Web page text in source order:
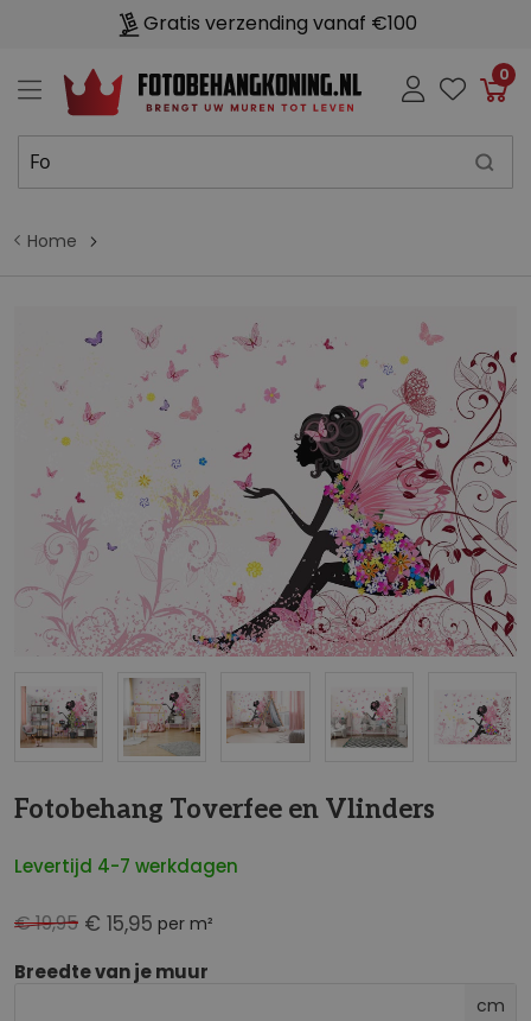
Gratis verzending vanaf €100
0
Home
Fotobehang Toverfee en Vlinders
Levertijd 4-7 werkdagen
€ 15,95 per m²
€ 19,95
Breedte van je muur
cm